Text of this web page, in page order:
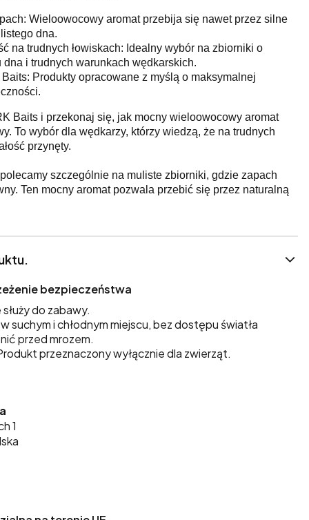
Wieloowocowy aromat przebija się nawet przez silne
dna.
na trudnych łowiskach: Idealny wybór na zbiorniki o
i trudnych warunkach wędkarskich.
Produkty opracowane z myślą o maksymalnej
Baits i przekonaj się, jak mocny wieloowocowy aromat
To wybór dla wędkarzy, którzy wiedzą, że na trudnych
przynęty.
szczególnie na muliste zbiorniki, gdzie zapach
Ten mocny aromat pozwala przebić się przez naturalną
bezpieczeństwa
do zabawy.
suchym i chłodnym miejscu, bez dostępu światła
przed mrozem.
przeznaczony wyłącznie dla zwierząt.
1